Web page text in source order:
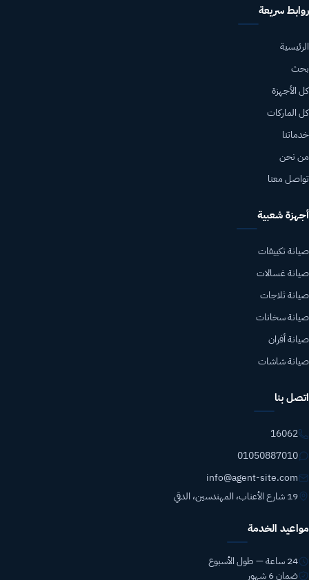
روابط سريعة
الرئيسية
بحث
كل الأجهزة
كل الماركات
خدماتنا
من نحن
تواصل معنا
أجهزة شعبية
صيانة تكييفات
صيانة غسالات
صيانة ثلاجات
صيانة سخانات
صيانة أفران
صيانة شاشات
اتصل بنا
16062
01050887010
info@agent-site.com
19 شارع الأعناب، المهندسين، الدقي
مواعيد الخدمة
24 ساعة — طول الأسبوع
ضمان 6 شهور